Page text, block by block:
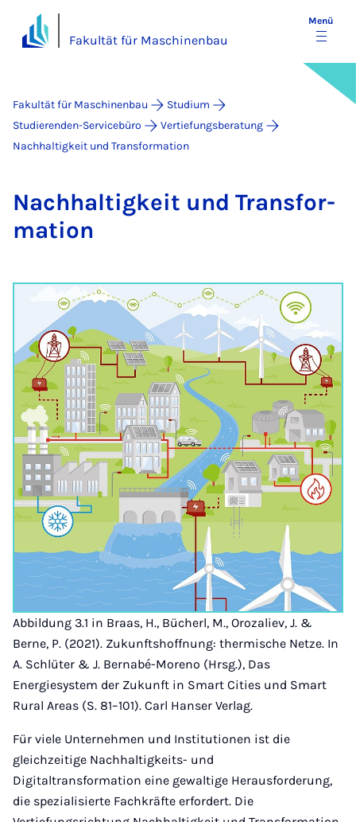
Fakultät für Maschinenbau
Menü
Fakultät für Maschinenbau
Studium
Studierenden-Servicebüro
Vertiefungsberatung
Nachhaltigkeit und Transformation
Nach­hal­tig­keit und Trans­for­
ma­ti­on
Abbildung 3.1 in Braas, H., Bücherl, M., Orozaliev, J. &
Berne, P. (2021). Zukunftshoffnung: thermische Netze. In
A. Schlüter & J. Bernabé-Moreno (Hrsg.), Das
Energiesystem der Zukunft in Smart Cities und Smart
Rural Areas (S. 81–101). Carl Hanser Verlag.
Für viele Unternehmen und Institutionen ist die
gleichzeitige Nachhaltigkeits- und
Digitaltransformation eine gewaltige Herausforderung,
die spezialisierte Fachkräfte erfordert. Die